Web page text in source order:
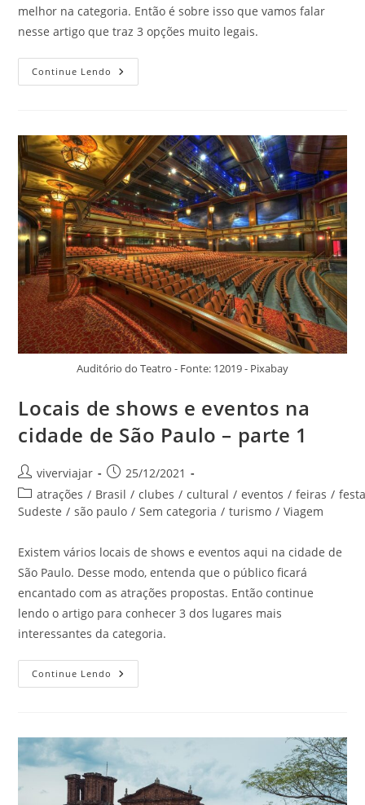
melhor na categoria. Então é sobre isso que vamos falar
nesse artigo que traz 3 opções muito legais.
Continue Lendo Locais
De
Cidade
De
São
Paulo
–
Parte
2
Auditório do Teatro - Fonte: 12019 - Pixabay
Locais de shows e eventos na
cidade de São Paulo – parte 1
Autor
do
post:
viverviajar
Post
publicado:
25/12/2021
Categoria
do
atrações / Brasil / clubes / cultural / eventos / feiras /
Sudeste / são paulo / Sem categoria / turismo / Viagem
Existem vários locais de shows e eventos aqui na cidade de
São Paulo. Desse modo, entenda que o público ficará
encantado com as atrações propostas. Então continue
lendo o artigo para conhecer 3 dos lugares mais
interessantes da categoria.
Continue Lendo Locais
De
Cidade
São
Paulo
–
Parte